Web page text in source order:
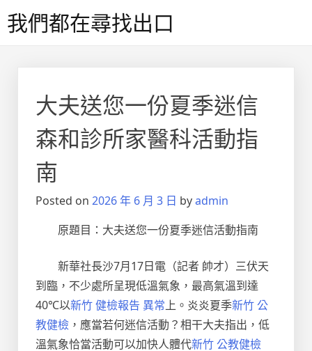
to我們都在尋找出口
大夫送您一份夏季迷信
森和診所家醫科活動指
南
Posted on 2026 年 6 月 3 日 byadmin
原題目：大夫送您一份夏季迷信活動指南
新華社長沙7月17日電（記者 帥才）三伏天
到臨，不少處所呈現低溫氣象，最高氣溫到達
40℃以新竹 健檢報告 異常上。炎炎夏季新竹 公
教健檢 ，應當若何迷信活動？相干大夫指出，低
溫氣象恰當活動可以加快人體代新竹 公教健檢